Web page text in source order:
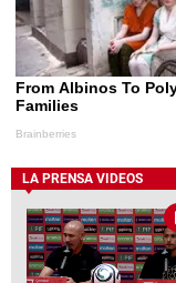
LA PRENSA VIDEOS